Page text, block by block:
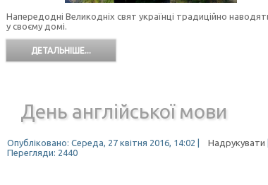
Напередодні Великодніх свят українці традиційно
у своєму домі.
ДЕТАЛЬНІШЕ...
День англійської мови
Опубліковано: Середа, 27 квітня 2016, 14:02 Надрукувати
Перегляди: 2440